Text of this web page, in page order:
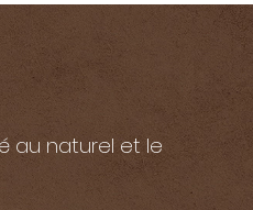
au naturel et le